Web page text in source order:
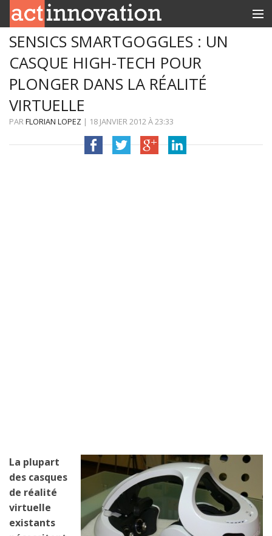
RUBRIQUES
INNOBOX
SENSICS SMARTGOGGLES : UN
CASQUE HIGH-TECH POUR
PLONGER DANS LA RÉALITÉ
VIRTUELLE
PARFLORIAN LOPEZ | 18 JANVIER 2012À23:33
La plupart
des casques
de réalité
virtuelle
existants